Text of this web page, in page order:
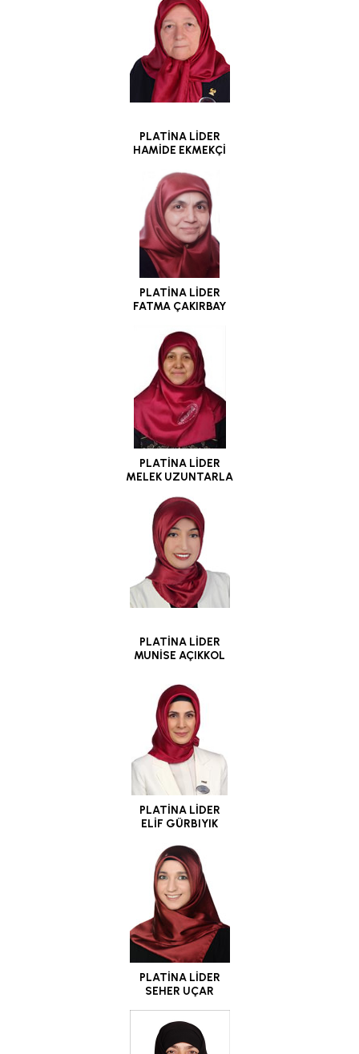
PLATİNA LİDER
HAMİDE EKMEKÇİ
PLATİNA LİDER
FATMA ÇAKIRBAY
PLATİNA LİDER
MELEK UZUNTARLA
PLATİNA LİDER
MUNİSE AÇIKKOL
PLATİNA LİDER
ELİF GÜRBIYIK
PLATİNA LİDER
SEHER UÇAR